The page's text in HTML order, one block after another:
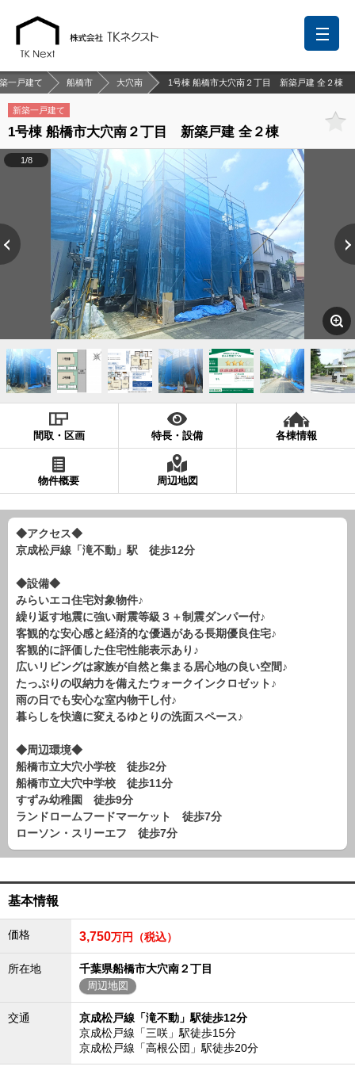
一戸建て 船橋市 大穴南 1号棟 船橋市大穴南２丁目 新築戸建 全２棟
新築一戸建て
1号棟 船橋市大穴南２丁目 新築戸建 全２棟
1/8
間取・区画 特長・設備 各棟情報
物件概要 周辺地図
◆アクセス◆
京成松戸線「滝不動」駅 徒歩12分
◆設備◆
みらいエコ住宅対象物件♪
繰り返す地震に強い耐震等級３＋制震ダンパー付♪
客観的な安心感と経済的な優遇がある長期優良住宅♪
客観的に評価した住宅性能表示あり♪
広いリビングは家族が自然と集まる居心地の良い空間♪
たっぷりの収納力を備えたウォークインクロゼット♪
雨の日でも安心な室内物干し付♪
暮らしを快適に変えるゆとりの洗面スペース♪
◆周辺環境◆
船橋市立大穴小学校 徒歩2分
船橋市立大穴中学校 徒歩11分
すずみ幼稚園 徒歩9分
ランドロームフードマーケット 徒歩7分
ローソン・スリーエフ 徒歩7分
基本情報
価格 3,750万円（税込）
所在地 千葉県船橋市大穴南２丁目
周辺地図
交通
京成松戸線「滝不動」駅徒歩12分
京成松戸線「三咲」駅徒歩15分
京成松戸線「高根公団」駅徒歩20分
前回の履歴 検討リスト 保存した検索条件
中国語での対応も可能です
お問い合わせ
営業メールは固くお断りします
お知らせ
千葉本店 松戸支店 成田支店 木更津支店
東京支店
神奈川支店
沖縄支店
現地販売会情報
千葉本店 松戸支店 成田支店 木更津支店
東京支店
神奈川支店
スタッフ紹介
千葉本店 成田支店
神奈川支店
沖縄支店
売却査定 会社案内
お問い合わせ
プライバシーポリシー
物件検索
新築一戸建
エリアから探す
路線から探す
中古一戸建
エリアから探す
路線から探す
マンション
エリアから探す
エリアから探す
路線から探す
エリアから物件検索
松戸･柏方面エリア
松戸･柏方面エリアの新築一戸建
松戸･柏方面エリアの中古一戸建
松戸･柏方面エリアのマンション
松戸･柏方面エリアの土地